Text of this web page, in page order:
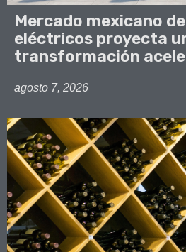
Mercado mexicano
eléctricos proyecta
transformación
agosto 7, 2026